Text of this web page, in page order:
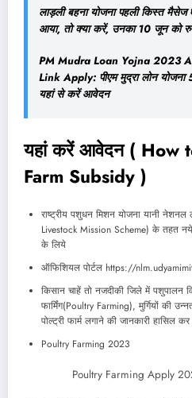
लाड़ली बहना योजना पहली किस्त
आया, तो क्या करें, उनका 10 जून को
PM Mudra Loan Yojna 2023
Link Apply: पीएम मुद्रा लोन योजना
यहां से करें आवेदन
यहां करें आवेदन ( How
Farm Subsidy )
राष्ट्रीय पशुधन मिशन योजना यानी
Livestock Mission Scheme) के तहत नये
के लिये
ऑफिशियल पोर्टल https://
किसान चाहें तो नजदीकी जिले में पशुपालन
फार्मिंग(Poultry Farming), मुर्गियों की
पोल्ट्री फार्म लगाने की जानकारी हासिल
Poultry Farming 2023
Poultry Farming Apply